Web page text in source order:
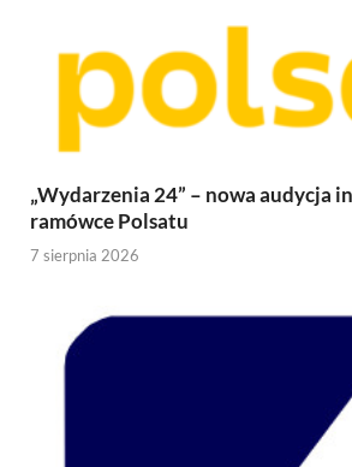
„Wydarzenia 24” – nowa audycja
ramówce Polsatu
7 sierpnia 2026